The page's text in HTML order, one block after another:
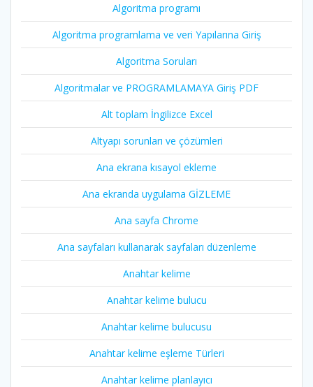
Algoritma programı
Algoritma programlama ve veri Yapılarına Giriş
Algoritma Soruları
Algoritmalar ve PROGRAMLAMAYA Giriş PDF
Alt toplam İngilizce Excel
Altyapı sorunları ve çözümleri
Ana ekrana kısayol ekleme
Ana ekranda uygulama GİZLEME
Ana sayfa Chrome
Ana sayfaları kullanarak sayfaları düzenleme
Anahtar kelime
Anahtar kelime bulucu
Anahtar kelime bulucusu
Anahtar kelime eşleme Türleri
Anahtar kelime planlayıcı